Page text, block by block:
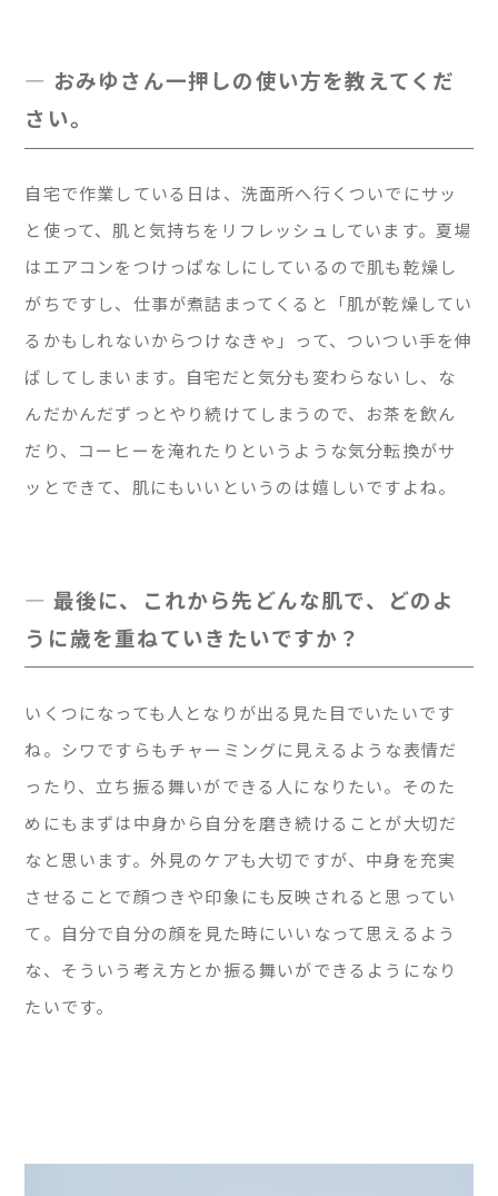
— おみゆさん一押しの使い方を教えてくだ
さい。
自宅で作業している日は、洗面所へ行くついでにサッ
と使って、肌と気持ちをリフレッシュしています。夏場
はエアコンをつけっぱなしにしているので肌も乾燥し
がちですし、仕事が煮詰まってくると「肌が乾燥してい
るかもしれないからつけなきゃ」って、ついつい手を伸
ばしてしまいます。自宅だと気分も変わらないし、な
んだかんだずっとやり続けてしまうので、お茶を飲ん
だり、コーヒーを淹れたりというような気分転換がサ
ッとできて、肌にもいいというのは嬉しいですよね。
— 最後に、これから先どんな肌で、どのよ
うに歳を重ねていきたいですか？
いくつになっても人となりが出る見た目でいたいです
ね。シワですらもチャーミングに見えるような表情だ
ったり、立ち振る舞いができる人になりたい。そのた
めにもまずは中身から自分を磨き続けることが大切だ
なと思います。外見のケアも大切ですが、中身を充実
させることで顔つきや印象にも反映されると思ってい
て。自分で自分の顔を見た時にいいなって思えるよう
な、そういう考え方とか振る舞いができるようになり
たいです。